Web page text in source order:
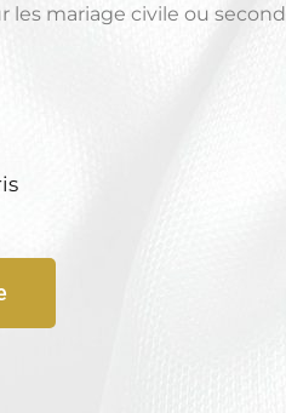
les mariage civile ou second